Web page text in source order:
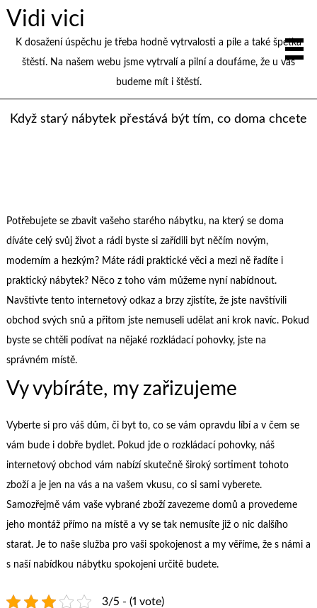
Vidi vici
K dosažení úspěchu je třeba hodně vytrvalosti a píle a také špetka
štěstí. Na našem webu jsme vytrvalí a pilní a doufáme, že u vás
budeme mít i štěstí.
Když starý nábytek přestává být tím, co doma chcete
Potřebujete se zbavit vašeho starého nábytku, na který se doma
díváte celý svůj život a rádi byste si zařídili byt něčím novým,
moderním a hezkým? Máte rádi praktické věci a mezi ně řadíte i
praktický nábytek? Něco z toho vám můžeme nyní nabídnout.
Navštivte tento internetový odkaz a brzy zjistíte, že jste navštívili
obchod svých snů a přitom jste nemuseli udělat ani krok navíc. Pokud
byste se chtěli podívat na nějaké rozkládací pohovky, jste na
správném místě.
Vy vybíráte, my zařizujeme
Vyberte si pro váš dům, či byt to, co se vám opravdu líbí a v čem se
vám bude i dobře bydlet. Pokud jde o rozkládací pohovky, náš
internetový obchod vám nabízí skutečně široký sortiment tohoto
zboží a je jen na vás a na vašem vkusu, co si sami vyberete.
Samozřejmě vám vaše vybrané zboží zavezeme domů a provedeme
jeho montáž přímo na místě a vy se tak nemusíte již o nic dalšího
starat. Je to naše služba pro vaši spokojenost a my věříme, že s námi a
s naší nabídkou nábytku spokojeni určitě budete.
3/5 - (1 vote)